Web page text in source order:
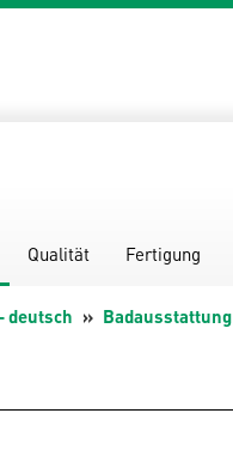
Qualität Fertigung
deutsch Badausstattung